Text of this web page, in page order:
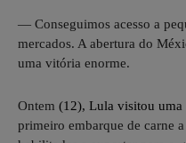
— Conseguimos acesso a
mercados. A abertura do
uma vitória enorme.
Ontem (12), Lula visitou uma
primeiro embarque de carne